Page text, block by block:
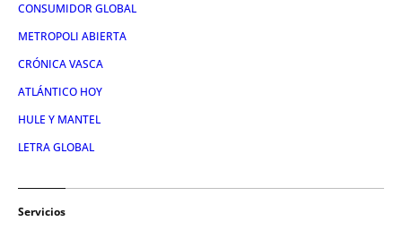
CONSUMIDOR GLOBAL
METROPOLI ABIERTA
CRÓNICA VASCA
ATLÁNTICO HOY
HULE Y MANTEL
LETRA GLOBAL
Servicios